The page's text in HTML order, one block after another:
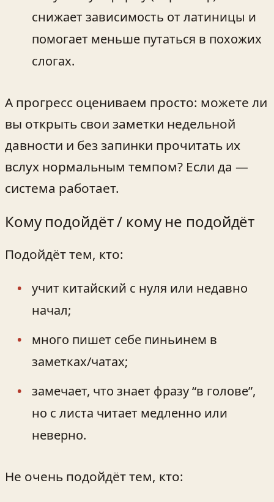
снижает зависимость от латиницы и
помогает меньше путаться в похожих
слогах.
А прогресс оцениваем просто: можете ли
вы открыть свои заметки недельной
давности и без запинки прочитать их
вслух нормальным темпом? Если да —
система работает.
Кому подойдёт / кому не подойдёт
Подойдёт тем, кто:
учит китайский с нуля или недавно
начал;
много пишет себе пиньинем в
заметках/чатах;
замечает, что знает фразу “в голове”,
но с листа читает медленно или
неверно.
Не очень подойдёт тем, кто: